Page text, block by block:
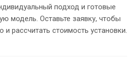
подход и готовые
модель. Оставьте заявку, чтобы
и рассчитать стоимость установки.